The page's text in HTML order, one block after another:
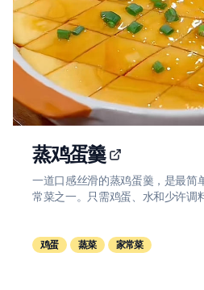
蒸鸡蛋羹
一道口感丝滑的蒸鸡蛋羹，是最简
常菜之一。只需鸡蛋、水和少许调
鸡蛋 蒸菜 家常菜